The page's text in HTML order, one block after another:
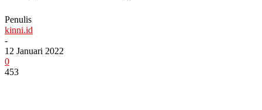
Penulis
kinni.id
-
12 Januari 2022
0
453